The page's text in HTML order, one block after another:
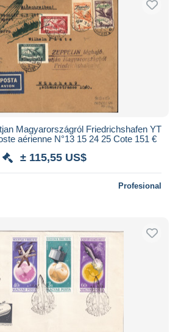
Magyarországról Friedrichshafen YT
aérienne N°13 15 24 25 Cote 151 €
± 115,55 US$
Profesional